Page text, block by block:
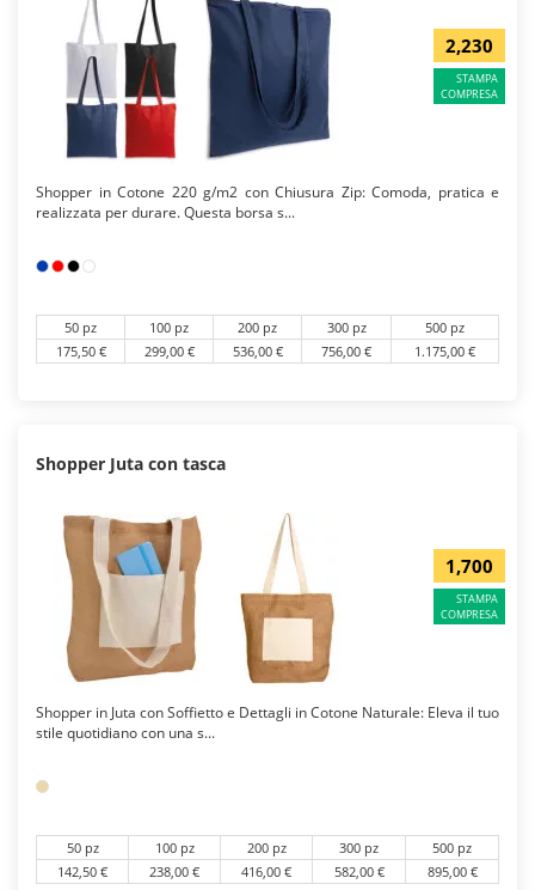
2,230
STAMPA
COMPRESA
Shopper in Cotone 220 g/m2 con Chiusura Zip: Comoda, pratica e
realizzata per durare. Questa borsa s...
50 pz 100 pz 200 pz 300 pz
500 pz
175,50 €
299,00 € 536,00 € 756,00 € 1.175,00 €
Shopper Juta con tasca
1,700
STAMPA
COMPRESA
Shopper in Juta con Soffietto e Dettagli in Cotone Naturale: Eleva il tuo
stile quotidiano con una s...
50 pz 100 pz 200 pz 300 pz
500 pz
142,50 €
238,00 € 416,00 € 582,00 € 895,00 €